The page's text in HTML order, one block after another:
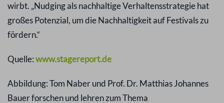
wirbt. „Nudging als nachhaltige Verhaltensstrategie hat
großes Potenzial, um die Nachhaltigkeit auf Festivals zu
fördern.“
Quelle:www.stagereport.de
Abbildung: Tom Naber und Prof. Dr. Matthias Johannes
Bauer forschen und lehren zum Thema